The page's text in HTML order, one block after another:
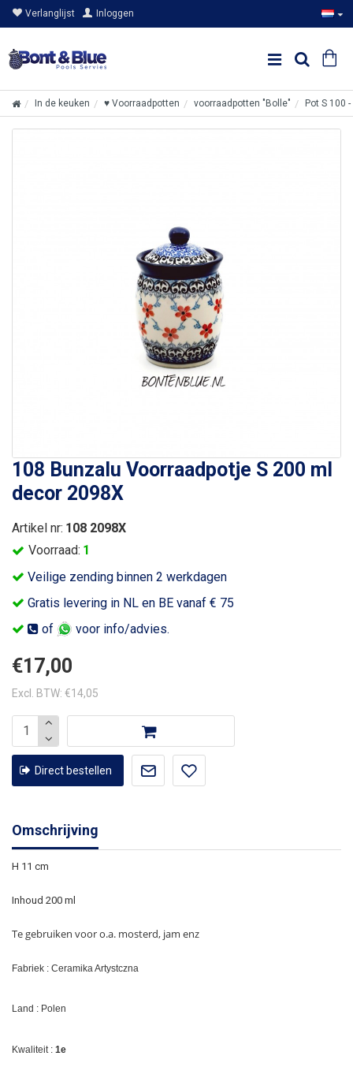
Verlanglijst Inloggen
In de keuken ♥ Voorraadpotten voorraadpotten "Bolle" Pot S 100
108 Bunzalu Voorraadpotje S 200 ml
decor 2098X
Veilige zending binnen 2 werkdagen
Gratis levering in NL en BE vanaf € 75
of
voor info/advies.
Voorraad: 1
Artikel nr: 108 2098X
€17,00
Excl. BTW: €14,05
Direct bestellen
Omschrijving
H 11 cm
Inhoud 200 ml
Te gebruiken voor o.a. mosterd, jam enz
Fabriek : Ceramika Artystczna
Land : Polen
Kwaliteit : 1e